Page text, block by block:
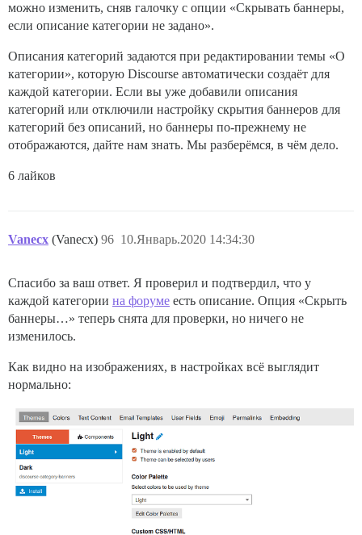
можно изменить, сняв галочку с опции «Скрывать баннеры,
если описание категории не задано».
Описания категорий задаются при редактировании темы «О
категории», которую Discourse автоматически создаёт для
каждой категории. Если вы уже добавили описания
категорий или отключили настройку скрытия баннеров для
категорий без описаний, но баннеры по-прежнему не
отображаются, дайте нам знать. Мы разберёмся, в чём дело.
6 лайков
Vanecx (Vanecx) 10.Январь.2020 14:34:30
96
Спасибо за ваш ответ. Я проверил и подтвердил, что у
каждой категории на форуме есть описание. Опция «Скрыть
баннеры…» теперь снята для проверки, но ничего не
изменилось.
Как видно на изображениях, в настройках всё выглядит
нормально: